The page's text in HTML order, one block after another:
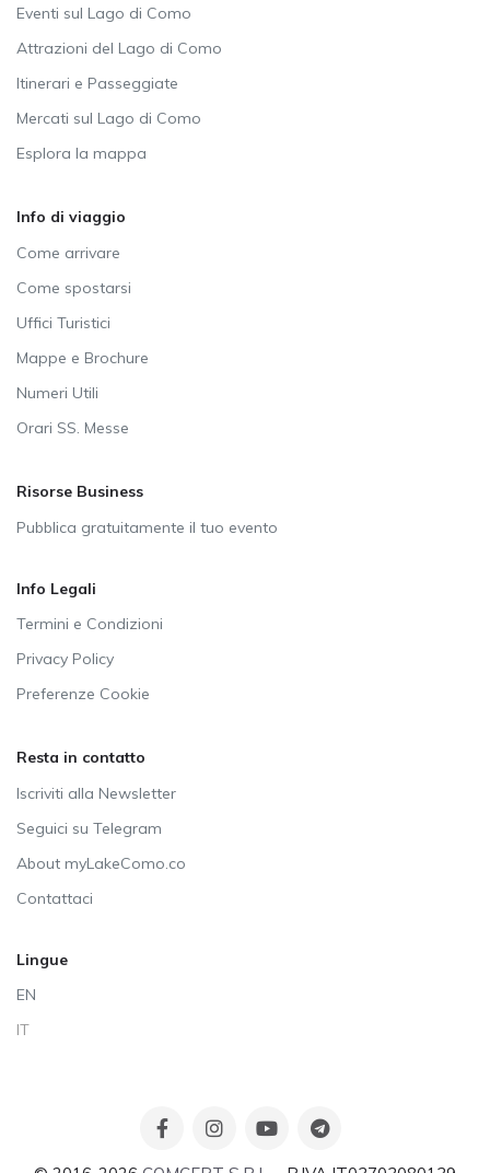
Eventi sul Lago di Como
Attrazioni del Lago di Como
Itinerari e Passeggiate
Mercati sul Lago di Como
Esplora la mappa
Info di viaggio
Come arrivare
Come spostarsi
Uffici Turistici
Mappe e Brochure
Numeri Utili
Orari SS. Messe
Risorse Business
Pubblica gratuitamente il tuo evento
Info Legali
Termini e Condizioni
Privacy Policy
Preferenze Cookie
Resta in contatto
Iscriviti alla Newsletter
Seguici su Telegram
About myLakeComo.co
Contattaci
Lingue
EN
IT